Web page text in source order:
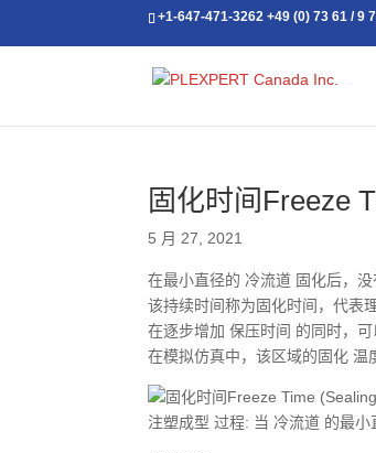
+1-647-471-3262 +49 (0) 73 61 / 9
固化时间Freeze
5 月 27, 2021
在最小直径的 冷流道 固化后，
该持续时间称为固化时间，代表
在逐步增加 保压时间 的同时，
在模拟仿真中，该区域的固化 温
注塑成型 过程: 当 冷流道 的最小